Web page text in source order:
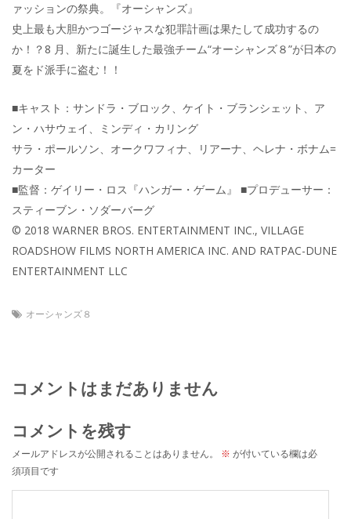
ァッションの祭典。『オーシャンズ』
史上最も大胆かつゴージャスな犯罪計画は果たして成功するの
か！？8 月、新たに誕生した最強チーム“オーシャンズ８”が日本の
夏をド派手に盗む！！
■キャスト：サンドラ・ブロック、ケイト・ブランシェット、ア
ン・ハサウェイ、ミンディ・カリング
サラ・ポールソン、オークワフィナ、リアーナ、ヘレナ・ボナム=
カーター
■監督：ゲイリー・ロス『ハンガー・ゲーム』 ■プロデューサー：
スティーブン・ソダーバーグ
© 2018 WARNER BROS. ENTERTAINMENT INC., VILLAGE
ROADSHOW FILMS NORTH AMERICA INC. AND RATPAC-DUNE
ENTERTAINMENT LLC
オーシャンズ８
コメントはまだありません
コメントを残す
メールアドレスが公開されることはありません。 ※ が付いている欄は必
須項目です